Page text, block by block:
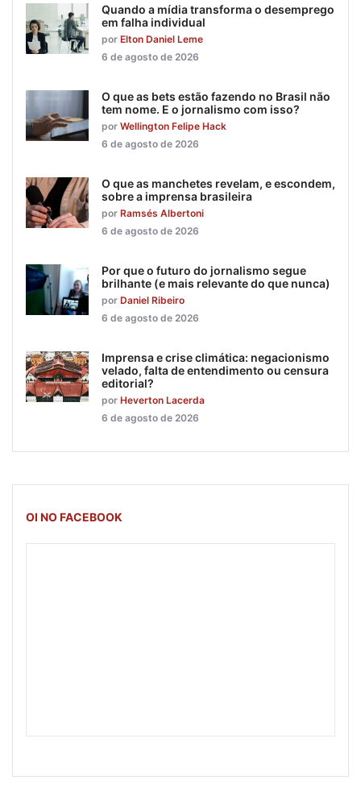
Quando a mídia transforma o desemprego
em falha individual
por Elton Daniel Leme
6 de agosto de 2026
O que as bets estão fazendo no Brasil não
tem nome. E o jornalismo com isso?
por Wellington Felipe Hack
6 de agosto de 2026
O que as manchetes revelam, e escondem,
sobre a imprensa brasileira
por Ramsés Albertoni
6 de agosto de 2026
Por que o futuro do jornalismo segue
brilhante (e mais relevante do que nunca)
por Daniel Ribeiro
6 de agosto de 2026
Imprensa e crise climática: negacionismo
velado, falta de entendimento ou censura
editorial?
por Heverton Lacerda
6 de agosto de 2026
OI NO FACEBOOK